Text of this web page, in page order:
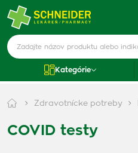
Kategórie
Zdravotnícke potreby
COVID testy